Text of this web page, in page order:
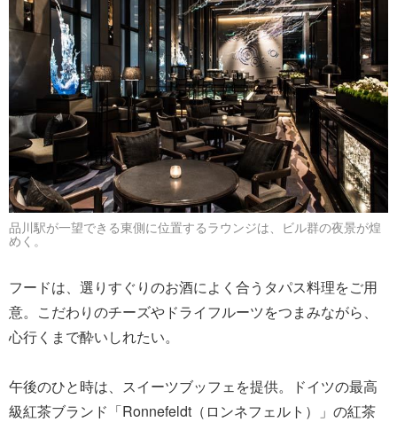
品川駅が一望できる東側に位置するラウンジは、ビル群の夜景が煌
めく。
フードは、選りすぐりのお酒によく合うタパス料理をご用
意。こだわりのチーズやドライフルーツをつまみながら、
心行くまで酔いしれたい。
午後のひと時は、スイーツブッフェを提供。ドイツの最高
級紅茶ブランド「Ronnefeldt（ロンネフェルト）」の紅茶